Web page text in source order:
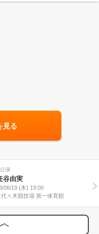
見る
演
谷由実
06/19 (木) 19:00
代々木競技場 第一体育館
へ